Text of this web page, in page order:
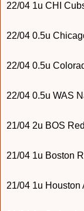
22/04 1u CHI
22/04 0.5u
22/04 0.5u
22/04 0.5u WAS
21/04 2u BOS
21/04 1u Boston
21/04 1u Houston